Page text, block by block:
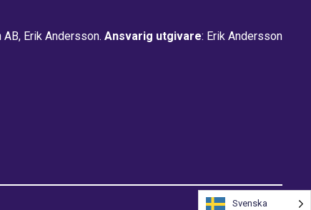
Erik Andersson. Ansvarig utgivare: Erik Andersson
Svenska